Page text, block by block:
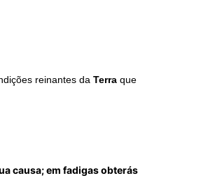
reinantes da Terra que
causa; em fadigas obterás